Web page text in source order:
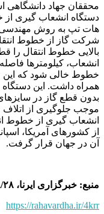
محققان جهاد دانشگاهی
دستگاه انشعاب گیری
هات تپ به روش مهندسی
شرکت گاز از خطوط
بالایی خطوط انتقال را
انشعاب، کیلومترها
خطوط خالی شود که
همراه داشت. این دستگاه
بدون قطع گاز در
موجب جلوگیری از
انشعاب گیری از خطوط
از کشورهای آمریکا،
آن در جهان قرار گرفت.
منبع: خبرگزاری ایرنا، ۱۳۹۴/۹/۲۸، کد خبر: ۸۱۸۸۴۲۷۱
https://rahavardha.ir/4krr